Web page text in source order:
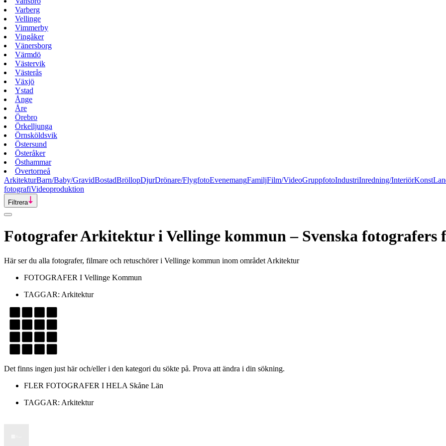
Varberg
Vellinge
Vimmerby
Vingåker
Vänersborg
Värmdö
Västervik
Västerås
Växjö
Ystad
Ånge
Åre
Örebro
Örkelljunga
Örnsköldsvik
Östersund
Österåker
Östhammar
Övertorneå
ArkitekturBarn/Baby/GravidBostadBröllopDjurDrönare/FlygfotoEvenemangFamiljFilm/VideoGruppfotoIndustriInredning/InteriörKonst
fotografiVideoproduktion
Filtrera
FotograferArkitekturiVellinge kommun– Svenska fotografers
Här ser du alla fotografer, filmare och retuschörer i Vellinge kommun inom området Arkitektur
FOTOGRAFER I Vellinge Kommun
TAGGAR: Arkitektur
Det finns ingen just här och/eller i den kategori du sökte på. Prova att ändra i din sökning.
FLER FOTOGRAFER I HELA Skåne Län
TAGGAR: Arkitektur